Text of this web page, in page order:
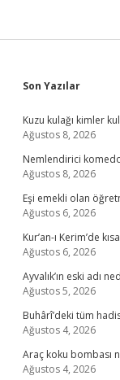
Sidebar
Son Yazılar
Kuzu kulağı kimler
Ağustos 8, 2026
Nemlendirici
Ağustos 8, 2026
Eşi emekli olan
Ağustos 6, 2026
Kur’an-ı Kerim’de
Ağustos 6, 2026
Ayvalık’ın eski adı
Ağustos 5, 2026
Buhârî’deki tüm
Ağustos 4, 2026
Araç koku bombası
Ağustos 4, 2026